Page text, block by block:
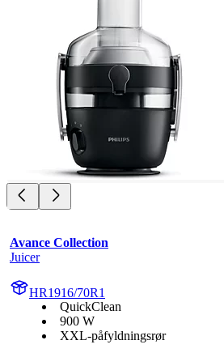
Avance Collection
Juicer
HR1916/70R1
QuickClean
900 W
XXL-påfyldningsrør